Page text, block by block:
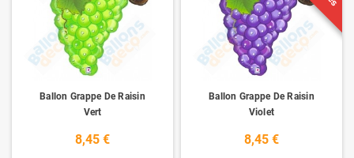
Ballon Grappe De Raisin
Vert
8,45 €
Ballon Grappe De Raisin
Violet
8,45 €